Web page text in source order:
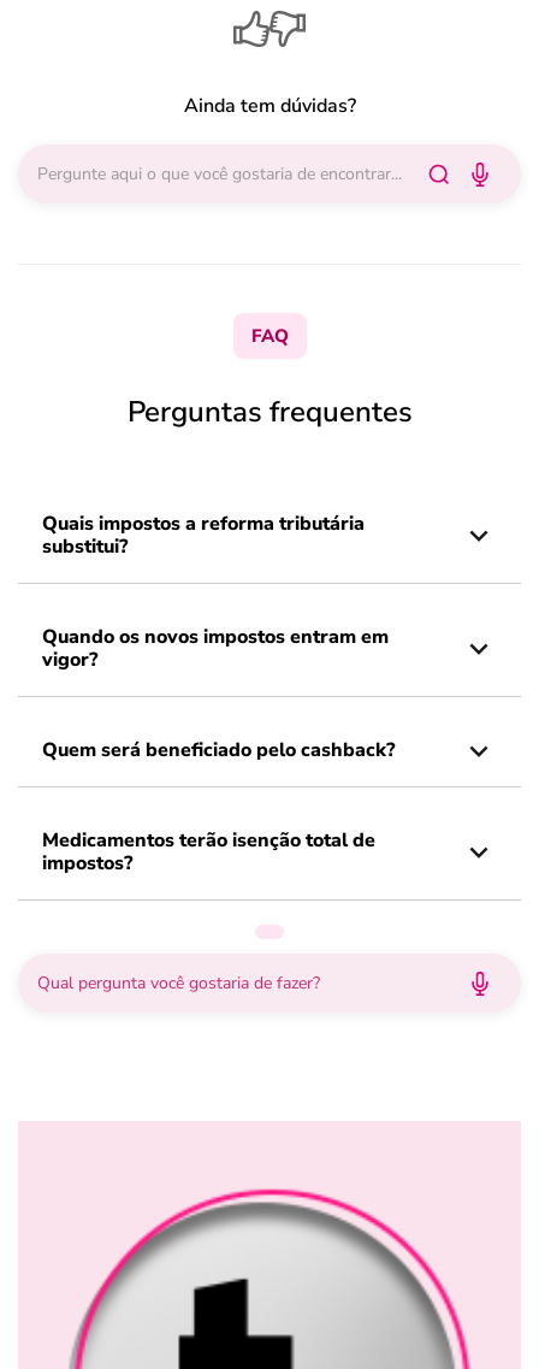
Ainda tem dúvidas?
FAQ
Perguntas frequentes
Quais impostos a reforma tributária
substitui?
Quando os novos impostos entram em
vigor?
Quem será beneficiado pelo cashback?
Medicamentos terão isenção total de
impostos?